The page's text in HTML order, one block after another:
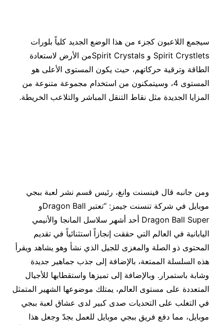
سيجمع اللاعبون كجزء من هذا الوضع الجديد كلياً بلورات
Spirit Crystlets و Spirit Crystalsمن الأرض لاستعادة
الطاقة وترقية حركاتهم، حيث يكون المستوى الأعلى هو
المستوى 4، وسيتمكنون من استخدام مجموعة متنوعة من
المزايا الجديدة مثل نقاط التنقل المباشر والتلاعب الخريطة.
ومن جانبه قال فينسنت وانغ، رئيس قسم نشر لعبة ببجي
موبايل في شركة تنسنت جيمز: “تعتبر Dragon Ballو
Dragon Ball Super أحد أشهر سلاسل المانجا والأنيمي
اليابانية في العالم التي حققت إنجازاً استثنائياً في تقديم
المحتوى ذو الصلة والمغزى للجيل الذي نشأ وهو يشاهد ويقرأ
هذه السلسلة الممتعة، بالإضافة إلى جذب جماهير جديدة
وشابة باستمرار. وبالإضافة إلى تميزها واستقطابها للأجيال
المتعددة على مستوى العالم، يمتلك موضوعها الشهير المتمثل
في التغلب على التحديات صدى كبير لدى عشاق لعبة ببجي
موبايل، مما دفع فريق ببجي موبايل للعمل بجدّ وجعل هذا